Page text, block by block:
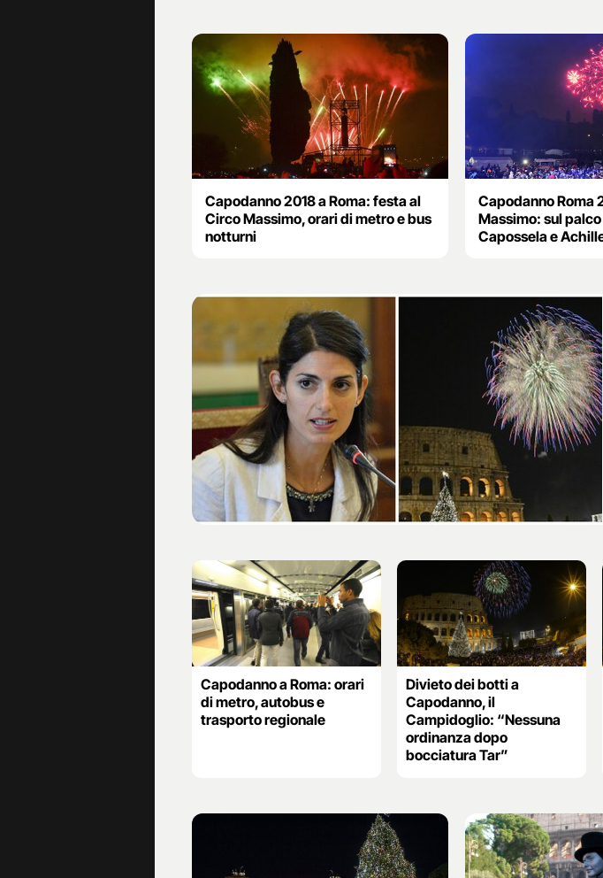
Capodanno 2018 a Roma: festa al
Circo Massimo, orari di metro e bus
notturni
Capodanno Roma
Massimo: sul
Capossela e
Capodanno a Roma: orari
di metro, autobus e
trasporto regionale
Divieto dei botti a
Capodanno, il
Campidoglio: “Nessuna
ordinanza dopo
bocciatura Tar”